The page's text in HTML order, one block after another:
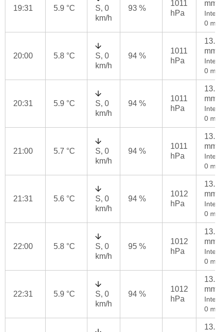
19:31 5.9 °C
S, 0
km/h
93 %
1011
hPa
mm
0
20:00 5.8 °C
S, 0
km/h
94 %
1011
hPa
13.2
mm
0
20:31 5.9 °C
S, 0
km/h
94 %
1011
hPa
13.2
mm
0
21:00 5.7 °C
S, 0
km/h
94 %
1011
hPa
13.2
mm
0
21:31 5.6 °C
S, 0
km/h
94 %
1012
hPa
13.2
mm
0
22:00 5.8 °C
S, 0
km/h
95 %
1012
hPa
13.2
mm
0
22:31 5.9 °C
S, 0
km/h
94 %
1012
hPa
13.2
mm
0
13.2